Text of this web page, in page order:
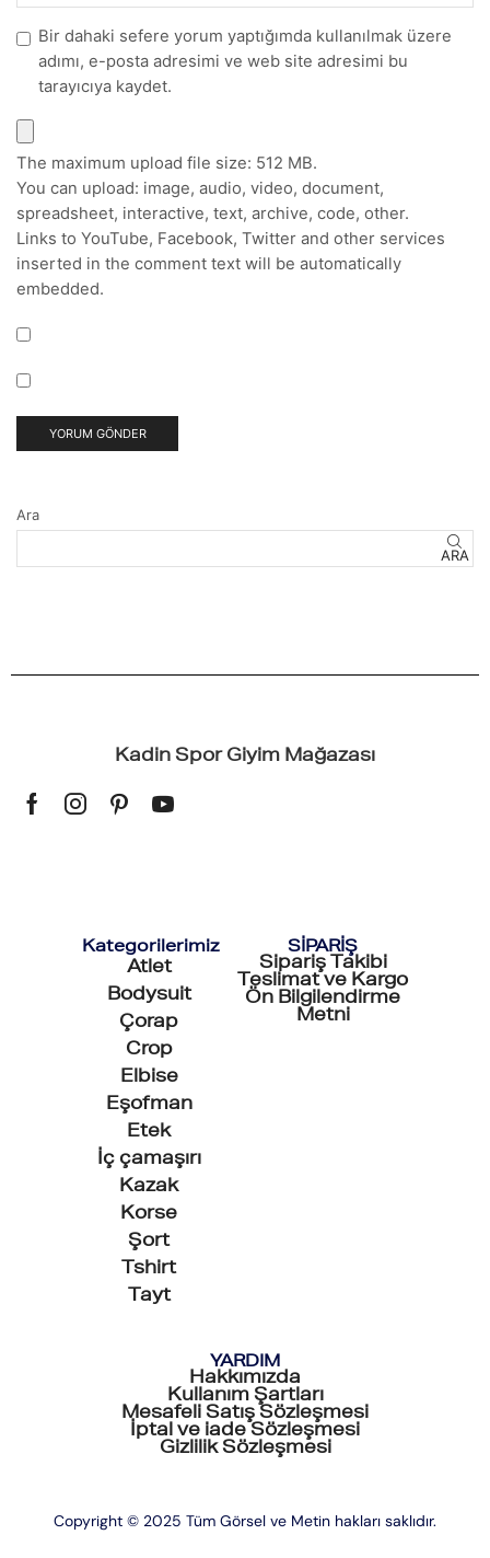
Bir dahaki sefere yorum yaptığımda kullanılmak üzere
adımı, e-posta adresimi ve web site adresimi bu
tarayıcıya kaydet.
The maximum upload file size: 512 MB.
You can upload: image, audio, video, document,
spreadsheet, interactive, text, archive, code, other.
Links to YouTube, Facebook, Twitter and other services
inserted in the comment text will be automatically
embedded.
Ara
ARA
Kadin Spor Giyim Mağazası
Kategorilerimiz
Atlet
Bodysuit
Çorap
Crop
Elbise
Eşofman
Etek
İç çamaşırı
Kazak
Korse
Şort
Tshirt
Tayt
SİPARİŞ
Sipariş Takibi
Teslimat ve Kargo
Ön Bilgilendirme
Metni
YARDIM
Hakkımızda
Kullanım Şartları
Mesafeli Satış Sözleşmesi
İptal ve iade Sözleşmesi
Gizlilik Sözleşmesi
Copyright © 2025 Tüm Görsel ve Metin hakları saklıdır.